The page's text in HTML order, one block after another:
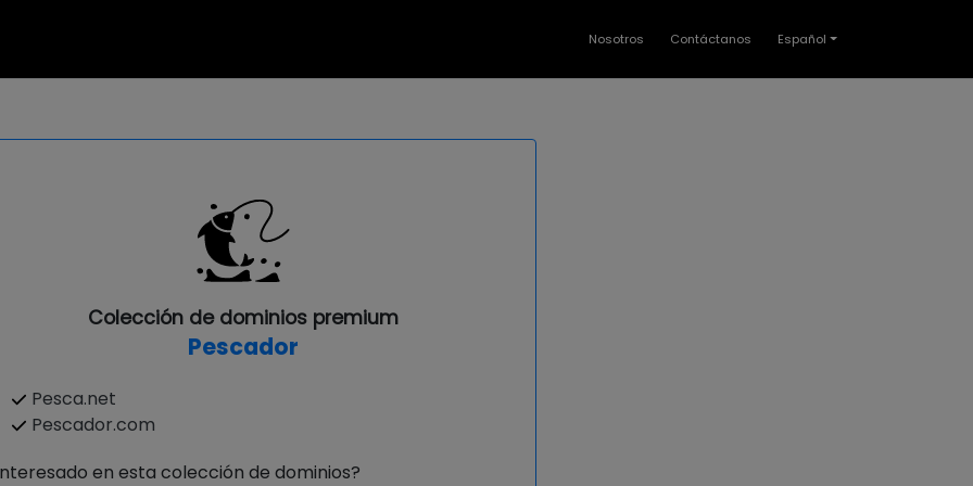
Nosotros Contáctanos Español
Colección de dominios premium
Pescador
Pesca.net
Pescador.com
en esta colección de dominios?